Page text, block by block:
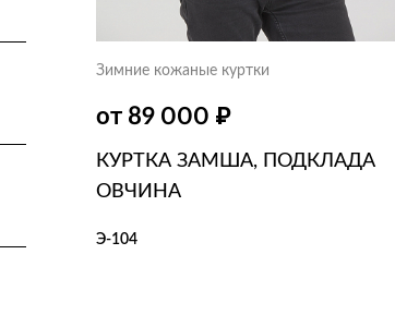
Зимние кожаные куртки
от 89 000 ₽
КУРТКА ЗАМША, ПОДКЛАДА
ОВЧИНА
Э-104